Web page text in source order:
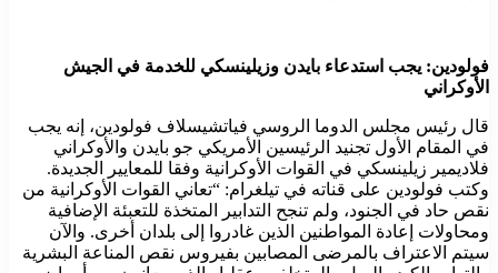
فولودين: يجب استدعاء بايدن وزيلينسكي للخدمة في الجيش
الأوكراني
قال رئيس مجلس الدوما الروسي فياتشيسلاف فولودين، إنه يجب
في المقام الأول تجنيد الرئيسين الأمريكي جو بايدن والأوكراني
فلاديمير زيلينسكي في القوات الأوكرانية وفقا للمعايير الجديدة.
وكتب فولودين على قناته في تيلغرام: “تعاني القوات الأوكرانية من
نقص حاد في الجنود، ولم تنجح التدابير المتخذة للتعبئة الإضافية
ومحاولات إعادة المواطنين الذين غادروا إلى بلدان أخرى. والآن
سيتم الاعتراف بالمرضى المصابين بفيروس نقص المناعة البشرية